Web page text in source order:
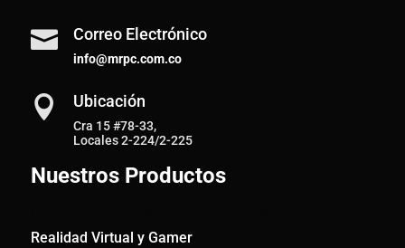
 Correo Electrónico
info@mrpc.com.co
 Ubicación
Cra 15 #78-33,
Locales 2-224/2-225
Nuestros Productos
Realidad Virtual y Gamer